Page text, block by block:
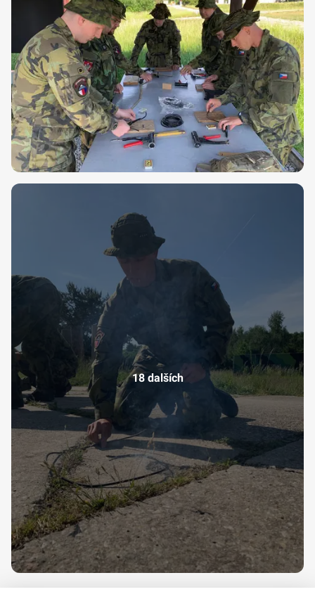
18 dalších